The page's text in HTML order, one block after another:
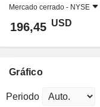
Mercado cerrado - NYSE
196,45 USD
Gráfico
Periodo